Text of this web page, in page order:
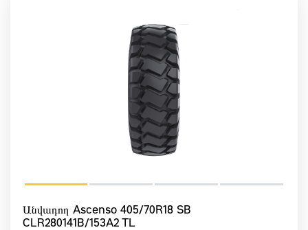
Անվադող Ascenso 405/70R18 SB
CLR280141B/153A2 TL